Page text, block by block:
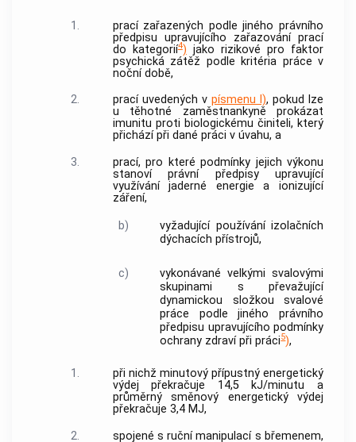
1.
prací zařazených podle jiného právního
předpisu upravujícího zařazování prací
do kategorií4) jako rizikové pro faktor
psychická zátěž podle kritéria práce v
noční době,
2.
prací uvedených v písmenu l), pokud lze
u těhotné zaměstnankyně prokázat
imunitu proti biologickému činiteli, který
přichází při dané práci v úvahu, a
3.
prací, pro které podmínky jejich výkonu
stanoví právní předpisy upravující
využívání jaderné energie a ionizující
záření,
b)
vyžadující používání izolačních
dýchacích přístrojů,
c)
vykonávané velkými svalovými
skupinami s převažující
dynamickou složkou svalové
práce podle jiného právního
předpisu upravujícího podmínky
ochrany zdraví při práci5),
1.
při nichž minutový přípustný energetický
výdej překračuje 14,5 kJ/minutu a
průměrný směnový energetický výdej
překračuje 3,4 MJ,
2.
spojené s ruční manipulací s břemenem,